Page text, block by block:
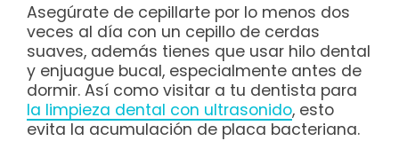
Asegúrate de cepillarte por lo menos dos
veces al día con un cepillo de cerdas
suaves, además tienes que usar hilo dental
y enjuague bucal, especialmente antes de
dormir. Así como visitar a tu dentista para
la limpieza dental con ultrasonido, esto
evita la acumulación de placa bacteriana.